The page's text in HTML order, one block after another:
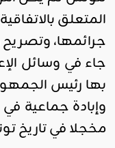
المتعلق
جرائمها،
جاء في وسائل
بها رئيس
وإبادة جماعية
مخجلا في تاريخ
اقليمي ودولي